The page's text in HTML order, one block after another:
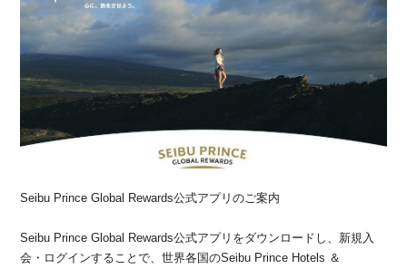
Seibu Prince Global Rewards公式アプリのご案内
Seibu Prince Global Rewards公式アプリをダウンロードし、新規入
会・ログインすることで、世界各国のSeibu Prince Hotels ＆